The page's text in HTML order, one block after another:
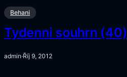
Behani
Tydenni souhrn (40)
admin·Říj 9, 2012